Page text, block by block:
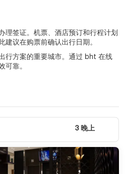
理签证。机票、酒店预订和行程计划
建议在购票前确认出行日期。
行方案的重要城市。通过 bht 在线
可靠。
3 晚上